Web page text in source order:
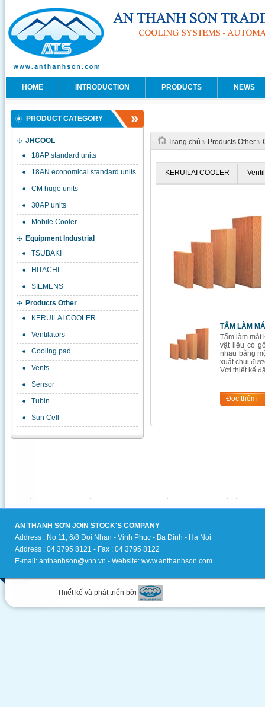
HOME INTRODUCTION PRODUCTS NEWS
PRODUCT CATEGORY
JHCOOL
18AP standard units
18AN economical standard units
CM huge units
30AP units
Mobile Cooler
Equipment Industrial
TSUBAKI
HITACHI
SIEMENS
Products Other
KERUILAI COOLER
Ventilators
Cooling pad
Vents
Sensor
Tubin
Sun Cell
Trang chủ Products Other
KERUILAI COOLER
TẤM LÀM
Tấm làm mát
vật liệu có
nhau bằng
xuất chụi
Với thiết kế
Đọc thêm
AN THANH SƠN JOIN STOCK'S COMPANY
Address : No 11, 6/8 Doi Nhan - Vinh Phuc - Ba Dinh - Ha Noi
Address : 04 3795 8121 - Fax : 04 3795 8122
E-mail: anthanhson@vnn.vn - Website: www.anthanhson.com
Thiết kế và phát triển bởi